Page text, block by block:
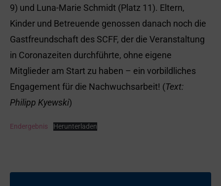
9) und Luna-Marie Schmidt (Platz 11). Eltern,
Kinder und Betreuende genossen danach noch die
Gastfreundschaft des SCFF, der die Veranstaltung
in Coronazeiten durchführte, ohne eigene
Mitglieder am Start zu haben – ein vorbildliches
Engagement für die Nachwuchsarbeit! (Text:
Philipp Kyewski)
Endergebnis Herunterladen